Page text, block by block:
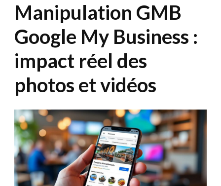
Manipulation GMB
Google My Business :
impact réel des
photos et vidéos